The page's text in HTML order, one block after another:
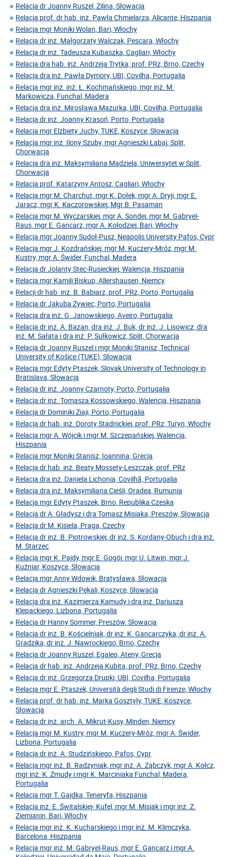
Relacja dr Joanny Ruszel, Zilina, Słowacja
Relacja prof. dr hab. inż. Pawła Chmielarza, Alicante, Hiszpania
Relacja mgr Moniki Wolan, Bari, Włochy
Relacja dr inż. Małgorzaty Walczak, Pescara, Włochy
Relacja dr inż. Tadeusza Kubaszka, Cagliari, Włochy
Relacja dra hab. inż. Andrzeja Trytka, prof. PRz, Brno, Czechy
Relacja dra inż. Pawła Dymory, UBI, Covilha, Portugalia
Relacja mgr inż. inż. Ł. Kochmańskiego, mgr inż. M.
Markowicza, Funchal, Madera
Relacja dra inż. Mirosława Mazurka, UBI, Covilha, Portugalia
Relacja dr inż. Joanny Krasoń, Porto, Portugalia
Relacja mgr Elżbiety Juchy, TUKE, Koszyce, Słowacja
Relacja mgr inż. Ilony Szuby, mgr Agnieszki Łabaj, Split,
Chorwacja
Relacja dra inż. Maksymiliana Mądziela, Uniwersytet w Split,
Chorwacja
Relacja prof. Katarzyny Antosz, Cagliari, Włochy
Relacja mgr M. Charchut, mgr K. Dołek, mgr A. Dryji, mgr E.
Jaracz, mgr K. Kaczorowskiej, Mgr B. Pasaman
Relacja mgr M. Wyczarskiej, mgr A. Sondej, mgr M. Gabryel-
Raus, mgr E. Gancarz, mgr A. Kołodziej, Bari, Włochy
Relacja mgr Joanny Sudoł-Pusz, Neapolis University Pafos, Cypr
Relacja mgr J. Kozdrańskiej, mgr M. Kuczery-Mróz, mgr M.
Kustry, mgr A. Świder, Funchal, Madera
Relacja dr Jolanty Stec-Rusieckiej, Walencja, Hiszpania
Relacja mgr Kamili Biskup, Allershausen, Niemcy
Relacji dr hab. inż. B. Babiarz, prof. PRz, Porto, Portugalia
Relacja dr Jakuba Żywiec, Porto, Portugalia
Relacja dra inż. G. Janowskiego, Aveiro, Portugalia
Relacja dr inż. A. Bazan, dra inż. J. Buk, dr inż. J. Lisowicz, dra
inż. M. Sałata i dra inż. P. Sułkowicz, Split, Chorwacja
Relacja dr Joanny Ruszel i mgr Moniki Stanisz, Technical
University of Košice (TUKE), Słowacja
Relacja mgr Edyty Ptaszek, Slovak University of Technology in
Bratislava, Słowacja
Relacja dr inż. Joanny Czarnoty, Porto, Portugalia
Relacja dr inż. Tomasza Kossowskiego, Walencja, Hiszpania
Relacja dr Dominiki Ziaji, Porto, Portugalia
Relacja dr hab. inż. Doroty Stadnickiej, prof. PRz, Turyn, Włochy
Relacja mgr A. Wójcik i mgr M. Szczepańskiej, Walencja,
Hiszpania
Relacja mgr Moniki Stanisz, Ioannina, Grecja
Relacja dr hab. inż. Beaty Mossety-Leszczak, prof. PRz
Relacja dra inż. Daniela Lichonia, Covilhã, Portugalia
Relacja dra inż. Maksymiliana Cieśli, Oradea, Rumunia
Relacja mgr Edyty Ptaszek, Brno, Republika Czeska
Relacja dr A. Gładysz i dra Tomasz Misiaka, Preszów, Słowacja
Relacja dr M. Kisiela, Praga, Czechy
Relacja dr inż. B. Piotrowskiej, dr inż. S. Kordany-Obuch i dra inż.
M. Starzec
Relacja mgr K. Pajdy, mgr E. Gogój, mgr U. Litwin, mgr J.
Kuźniar, Koszyce, Słowacja
Relacja mgr Anny Wdowik, Bratysława, Słowacja
Relacja dr Agnieszki Pękali, Koszyce, Słowacja
Relacja dra inż. Kazimierza Kamudy i dra inż. Dariusza
Klepackiego, Lizbona, Portugalia
Relacja dr Hanny Sommer, Preszów, Słowacja
Relacja dr inż. B. Kościelniak, dr inż. K. Gancarczyka, dr inż. A.
Gradzika, dr inż. J. Nawrockiego, Brno, Czechy
Relacja dr Joanny Ruszel, Egaleo, Ateny, Grecja
Relacja dr hab. inż. Andrzeja Kubita, prof. PRz, Brno, Czechy
Relacja dr inż. Grzegorza Drupki, UBI, Covilha, Portugalia
Relacja mgr E. Ptaszek, Università degli Studi di Firenze, Włochy
Relacja prof. dr hab. inż. Marka Gosztyły, TUKE, Koszyce,
Słowacja
Relacja dr inż. arch. A. Mikrut-Kusy, Minden, Niemcy
Relacja mgr M. Kustry, mgr M. Kuczery-Mróz, mgr A. Świder,
Lizbona, Portugalia
Relacja dr inż. A. Studzińskiego, Pafos, Cypr
Relacja mgr inż. B. Radzyniak, mgr inż. A. Ząbczyk, mgr A. Kołcz,
mgr inż. K. Żmudy i mgr K. Marciniaka Funchal, Madera,
Portugalia
Relacja mgr T. Gajdka, Teneryfa, Hiszpania
Relacja inż. E. Świtalskiej- Kufel, mgr M. Misiak i mgr inż. Z.
Ziemianin, Bari, Włochy
Relacja mgr inż. K. Kucharskiego i mgr inż. M. Klimczyka,
Barcelona, Hiszpania
Relacja mgr inż. M. Gabryel-Raus, mgr E. Gancarz i mgr A.